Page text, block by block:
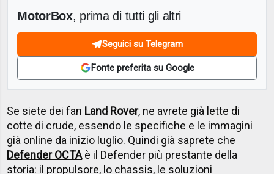
MotorBox, prima di tutti gli altri
Seguici su Telegram
Fonte preferita su Google
Se siete dei fan Land Rover, ne avrete già lette di
cotte di crude, essendo le specifiche e le immagini
già online da inizio luglio. Quindi già saprete che
Defender OCTAè il Defender più prestante della
storia: il propulsore, lo chassis, le soluzioni